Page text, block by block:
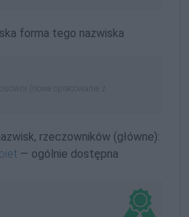
forma tego nazwiska
(nowe opracowanie z
rzeczowników (główne):
— ogólnie dostępna